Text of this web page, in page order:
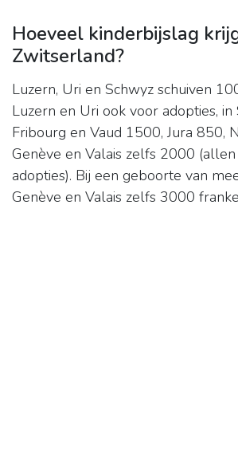
Hoeveel kinderbijslag
Zwitserland?
Luzern, Uri en Schwyz schuiven
Luzern en Uri ook voor adopties, in
Fribourg en Vaud 1500, Jura 850,
Genève en Valais zelfs 2000
adopties). Bij een geboorte van
Genève en Valais zelfs 3000